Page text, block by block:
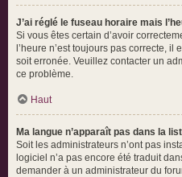
J’ai réglé le fuseau horaire mais
Si vous êtes certain d’avoir
l’heure n’est toujours pas correcte,
soit erronée. Veuillez contacter un
ce problème.
Haut
Ma langue n’apparaît pas dans la
Soit les administrateurs n’ont pas
logiciel n’a pas encore été traduit
demander à un administrateur du